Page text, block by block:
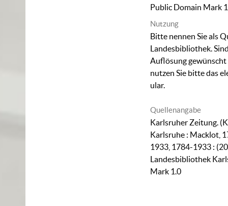
Public Domain Mark
Nutzung
Bitte nennen Sie als
Landesbibliothek.
Auflösung
nutzen Sie bitte das
ular.
Quellenangabe
Karlsruher Zeitung.
Karlsruhe : Macklot,
1933, 1784-1933 :
Landesbibliothek
Mark 1.0